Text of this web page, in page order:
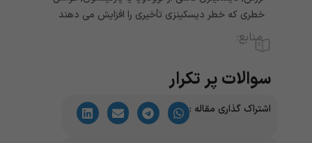
خطری که خطر دیسکینزی تأخیری را افزایش می دهند
منابع:
سوالات پر تکرار
اشتراک گذاری مقاله :